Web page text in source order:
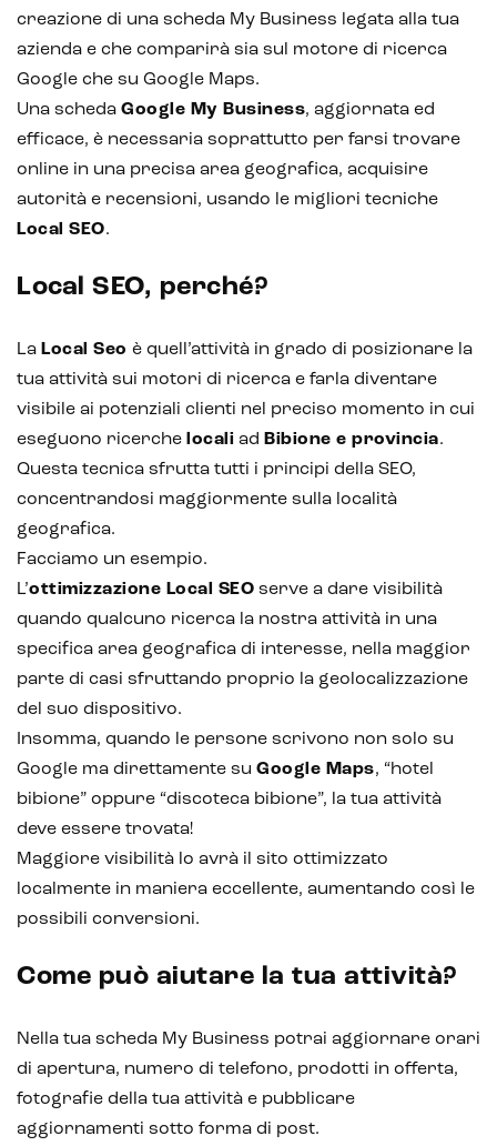
Intelligenza Artificiale e AR VR -
Metaverso
IoT (Internet of Things)
Blockchain
Realtà Aumentata
Realtà Virtuale
Metaverso
creazione di una scheda My Business legata alla tua
azienda e che comparirà sia sul motore di ricerca
Google che su Google Maps.
Una scheda Google My Business, aggiornata ed
efficace, è necessaria soprattutto per farsi trovare
online in una precisa area geografica, acquisire
autorità e recensioni, usando le migliori tecniche
Local SEO.
Local SEO, perché?
La Local Seo è quell’attività in grado di posizionare la
tua attività sui motori di ricerca e farla diventare
visibile ai potenziali clienti nel preciso momento in cui
eseguono ricerche locali ad Bibione e provincia.
Questa tecnica sfrutta tutti i principi della SEO,
concentrandosi maggiormente sulla località
geografica.
Facciamo un esempio.
L’ottimizzazione Local SEO serve a dare visibilità
quando qualcuno ricerca la nostra attività in una
specifica area geografica di interesse, nella maggior
parte di casi sfruttando proprio la geolocalizzazione
del suo dispositivo.
Insomma, quando le persone scrivono non solo su
Google ma direttamente su Google Maps, “hotel
bibione” oppure “discoteca bibione”, la tua attività
deve essere trovata!
Maggiore visibilità lo avrà il sito ottimizzato
localmente in maniera eccellente, aumentando così le
possibili conversioni.
Come può aiutare la tua attività?
Nella tua scheda My Business potrai aggiornare orari
di apertura, numero di telefono, prodotti in offerta,
fotografie della tua attività e pubblicare
aggiornamenti sotto forma di post.